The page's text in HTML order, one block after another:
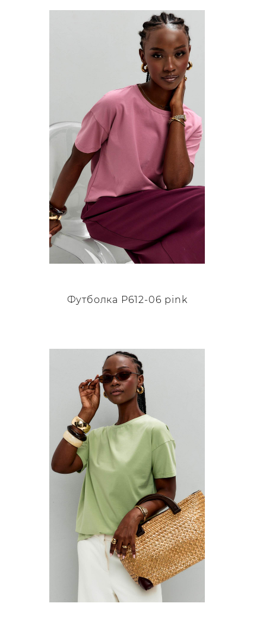
Футболка P612-06 pink
товар
несколько
вариаций.
Опции
можно
выбрать
на
странице
товара.